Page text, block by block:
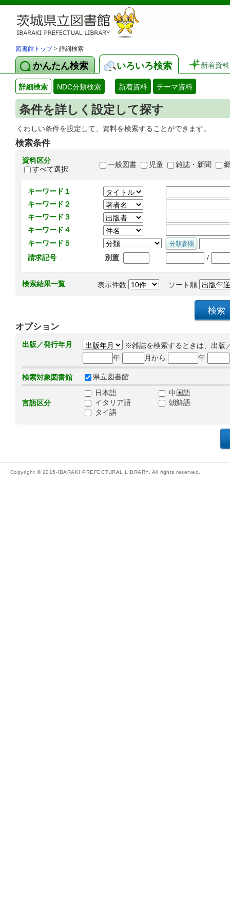
図書館トップ> 詳細検索
かんたん検索 いろいろ検索 新着資料
詳細検索 NDC分類検索 新着資料 テーマ資料
条件を詳しく設定して探す
くわしい条件を設定して、資料を検索することができます。
検索条件
資料区分
すべて選択
一般図書 児童 雑誌・新聞
キーワード１
キーワード２
キーワード３
キーワード４
キーワード５
請求記号
別置 /
検索結果一覧 表示件数 ソート順
オプション
出版／発行年月
※雑誌を検索するときは、出版
年
月から 年
検索対象図書館 県立図書館
言語区分
日本語
中国語
イタリア語
朝鮮語
タイ語
Copyright © 2015-IBARAKI PREFECTURAL LIBRARY. All rights reserved.